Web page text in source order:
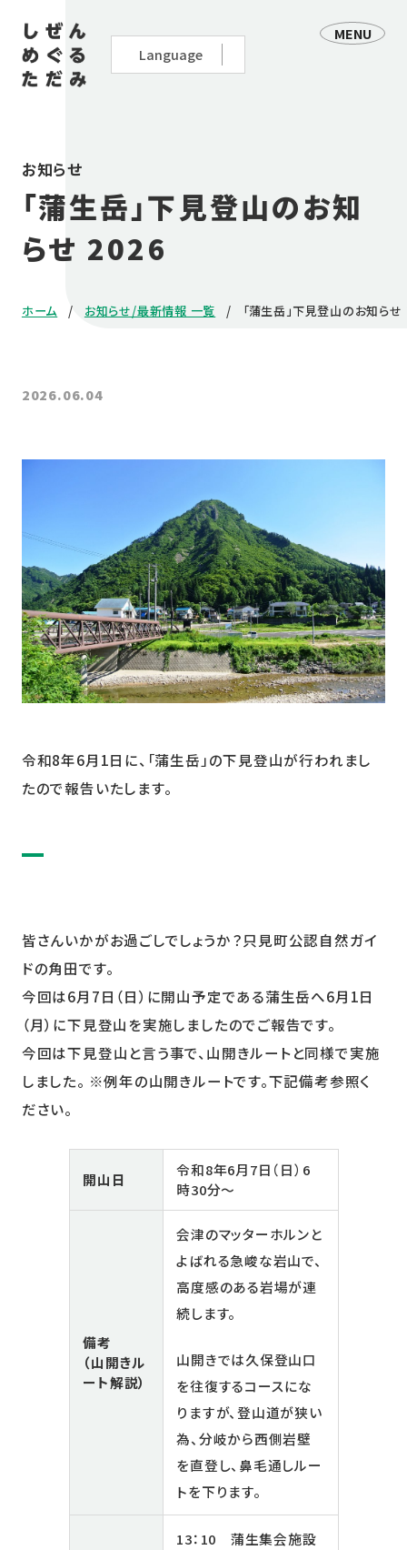
MENU
お知らせ
「蒲生岳」下見登山のお知
らせ 2026
ホーム お知らせ/最新情報 一覧 「蒲生岳」下見登山のお知ら
2026.06.04
令和8年6月1日に、「蒲生岳」の下見登山が行われまし
たので報告いたします。
皆さんいかがお過ごしでしょうか？只見町公認自然ガイ
ドの角田です。
今回は6月7日（日）に開山予定である蒲生岳へ6月1日
（月）に下見登山を実施しましたのでご報告です。
今回は下見登山と言う事で、山開きルートと同様で実施
しました。 ※例年の山開きルートです。下記備考参照く
ださい。
開山日
令和8年6月7日（日）6
時30分～
備考
（山開きル
ート解説）
会津のマッターホルンと
よばれる急峻な岩山で、
高度感のある岩場が連
続します。
山開きでは久保登山口
を往復するコースにな
りますが、登山道が狭い
為、分岐から西側岩壁
を直登し、鼻毛通しルー
トを下ります。
13：10 蒲生集会施設